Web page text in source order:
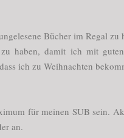
Bücher im Regal
haben, damit ich mit
ich zu Weihnachten
für meinen SUB sein.
an.